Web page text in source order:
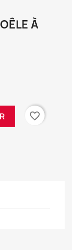
À
favorite_border